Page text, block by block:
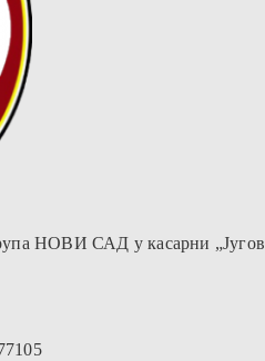
НОВИ САД у касарни